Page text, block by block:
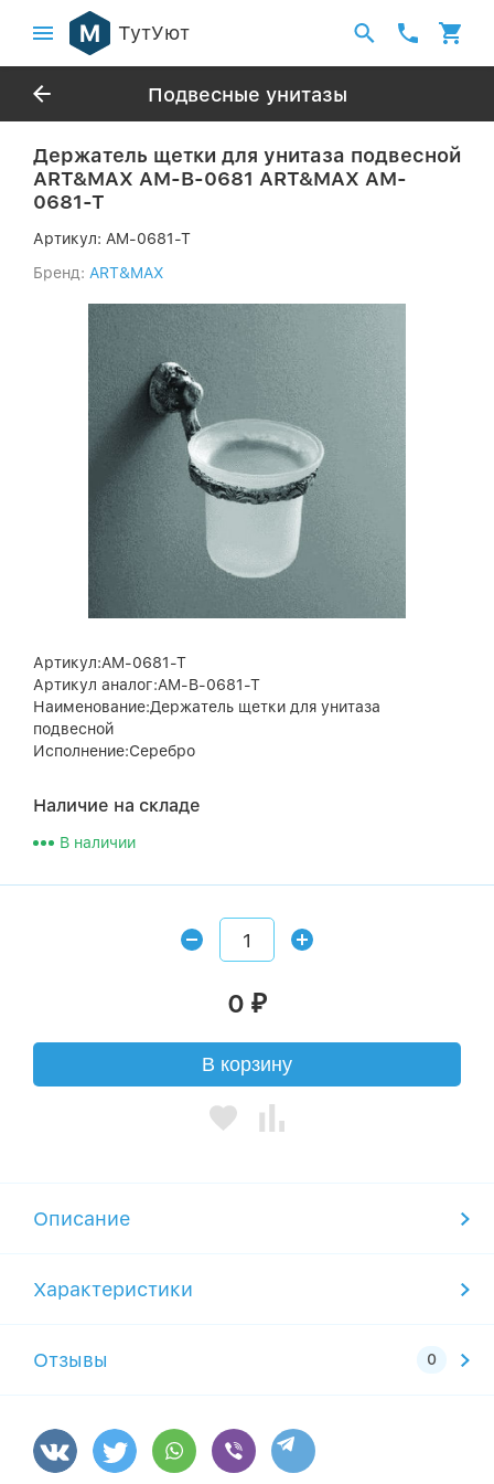
ТутУют
Подвесные унитазы
Держатель щетки для унитаза подвесной
ART&MAX AM-B-0681 ART&MAX AM-
0681-T
Артикул: AM-0681-T
Бренд: ART&MAX
Артикул:AM-0681-T
Артикул аналог:AM-B-0681-T
Наименование:Держатель щетки для унитаза
подвесной
Исполнение:Серебро
Наличие на складе
В наличии
0 ₽
В корзину
Описание
Характеристики
Отзывы